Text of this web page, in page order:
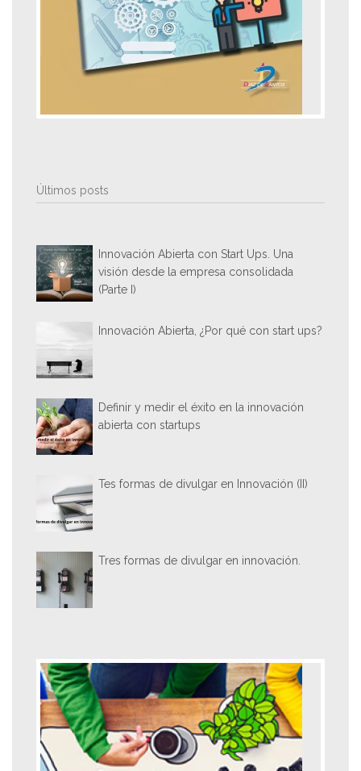
Últimos posts
Innovación Abierta con Start Ups. Una
visión desde la empresa consolidada
(Parte I)
Innovación Abierta, ¿Por qué con start ups?
Definir y medir el éxito en la innovación
abierta con startups
Tes formas de divulgar en Innovación (II)
Tres formas de divulgar en innovación.